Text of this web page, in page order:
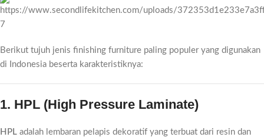
7
Berikut tujuh jenis finishing furniture paling populer yang digunakan
di Indonesia beserta karakteristiknya:
1. HPL (High Pressure Laminate)
HPL adalah lembaran pelapis dekoratif yang terbuat dari resin dan